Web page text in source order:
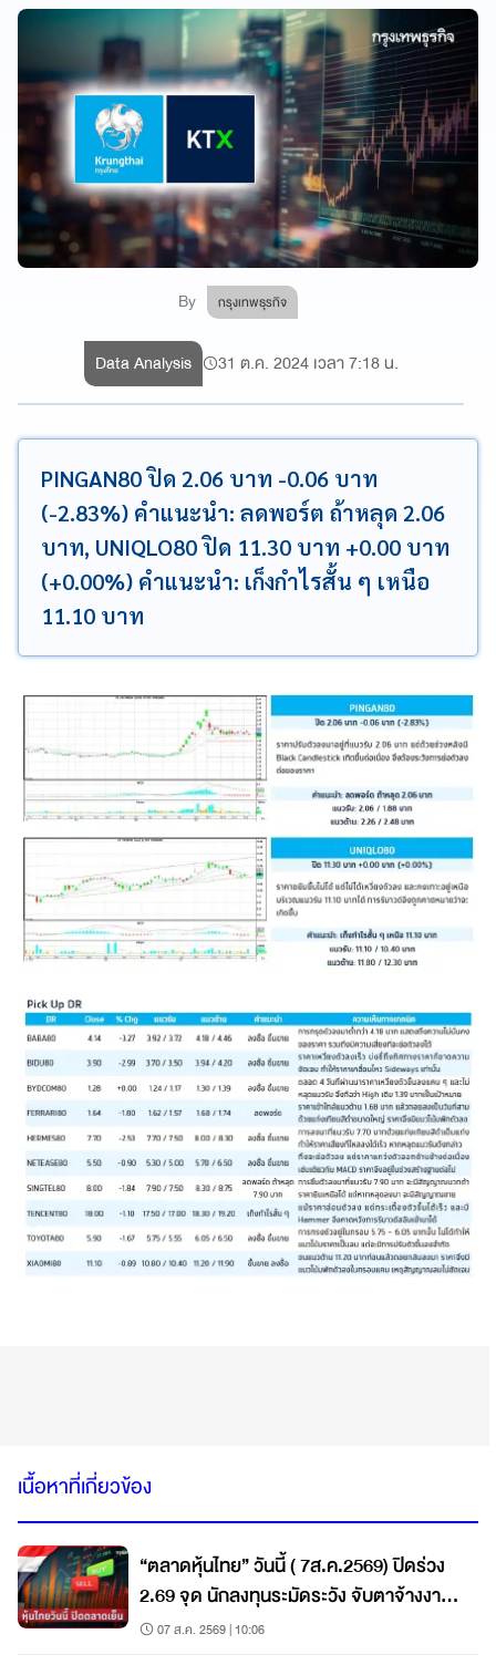
By กรุงเทพธุรกิจ
Data Analysis 31 ต.ค. 2024 เวลา 7:18 น.
PINGAN80 ปิด 2.06 บาท -0.06 บาท
(-2.83%) คำแนะนำ: ลดพอร์ต ถ้าหลุด 2.06
บาท, UNIQLO80 ปิด 11.30 บาท +0.00 บาท
(+0.00%) คำแนะนำ: เก็งกำไรสั้น ๆ เหนือ
11.10 บาท
เนื้อหาที่เกี่ยวข้อง
“ตลาดหุ้นไทย” วันนี้ ( 7ส.ค.2569) ปิดร่วง
2.69 จุด นักลงทุนระมัดระวัง จับตาจ้างงาน
สหรัฐ
07 ส.ค. 2569 | 10:06